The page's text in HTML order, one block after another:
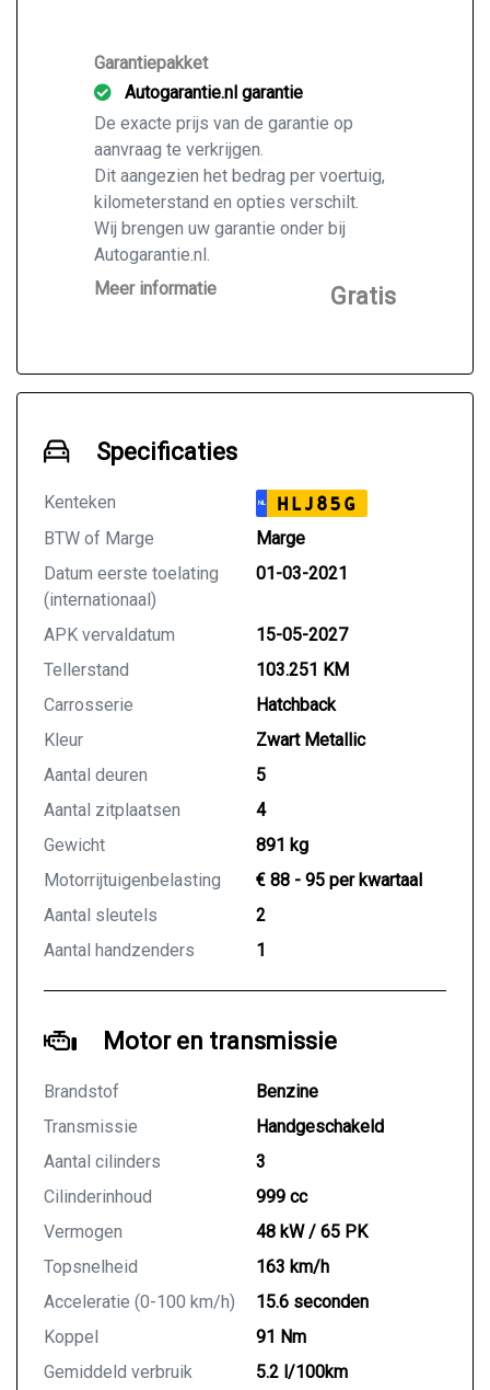
Garantiepakket
Autogarantie.nl garantie
De exacte prijs van de garantie op
aanvraag te verkrijgen.
Dit aangezien het bedrag per voertuig,
kilometerstand en opties verschilt.
Wij brengen uw garantie onder bij
Autogarantie.nl.
Vraag ons naar de mogelijkheden voor
Meer informatie Gratis
Specificaties
Kenteken NL HLJ85G
BTW of Marge
Marge
Datum eerste toelating
(internationaal)
01-03-2021
APK vervaldatum
15-05-2027
Tellerstand
103.251 KM
Carrosserie
Hatchback
Kleur
Zwart Metallic
Aantal deuren
5
Aantal zitplaatsen
4
Gewicht
891 kg
Motorrijtuigenbelasting
€ 88 - 95 per kwartaal
Aantal sleutels
2
Aantal handzenders
1
Motor en transmissie
Brandstof
Benzine
Transmissie
Handgeschakeld
Aantal cilinders
3
Cilinderinhoud
999 cc
Vermogen
48 kW / 65 PK
Topsnelheid
163 km/h
Acceleratie (0-100 km/h)
15.6 seconden
Koppel
91 Nm
Gemiddeld verbruik
5.2 l/100km